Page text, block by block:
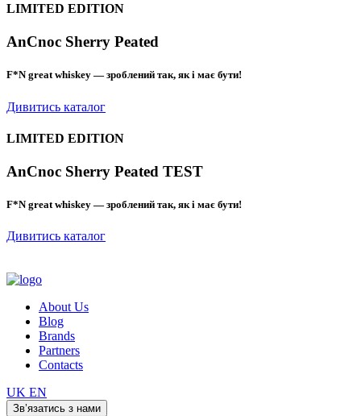
LIMITED EDITION
AnCnoc Sherry Peated
F*N great whiskey — зроблений так, як і має бути!
Дивитись каталог
LIMITED EDITION
AnCnoc Sherry Peated TEST
F*N great whiskey — зроблений так, як і має бути!
Дивитись каталог
About Us
Blog
Brands
Partners
Contacts
UK EN
Зв’язатись з нами